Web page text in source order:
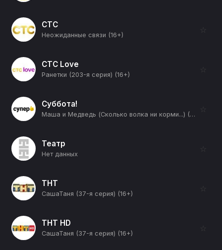
СТС
Неожиданные связи (16+)
☆
СТС Love
Ранетки (203-я серия) (16+)
☆
Суббота!
Маша и Медведь (Сколько волка ни корми...) (12+)
☆
Театр
Нет данных
☆
ТНТ
СашаТаня (37-я серия) (16+)
☆
ТНТ HD
СашаТаня (37-я серия) (16+)
☆